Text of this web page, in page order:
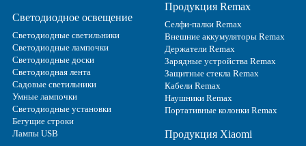
Светодиодное освещение
Светодиодные светильники
Светодиодные лампочки
Светодиодные доски
Светодиодная лента
Садовые светильники
Умные лампочки
Светодиодные установки
Бегущие строки
Лампы USB
Продукция Remax
Селфи-палки Remax
Внешние аккумуляторы Remax
Держатели Remax
Зарядные устройства Remax
Защитные стекла Remax
Кабели Remax
Наушники Remax
Портативные колонки Remax
Продукция Xiaomi